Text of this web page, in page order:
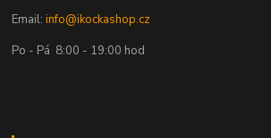
Email:info@ikockashop.cz
Po - Pá 8:00 - 19:00 hod